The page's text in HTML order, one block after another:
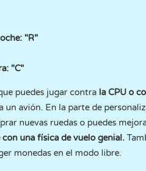
"R"
"C"
puedes jugar contra la CPU o
avión. En la parte de
nuevas ruedas o puedes
una física de vuelo genial.
monedas en el modo libre.